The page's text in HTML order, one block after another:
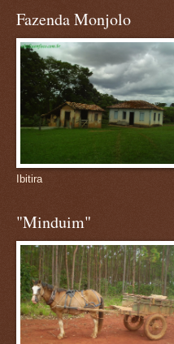
Fazenda Monjolo
Ibitira
"Minduim"